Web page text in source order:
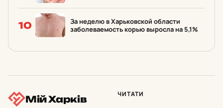
10
За неделю в Харьковской области
заболеваемость корью выросла на 5,1%
Мій Харків ЧИТАТИ